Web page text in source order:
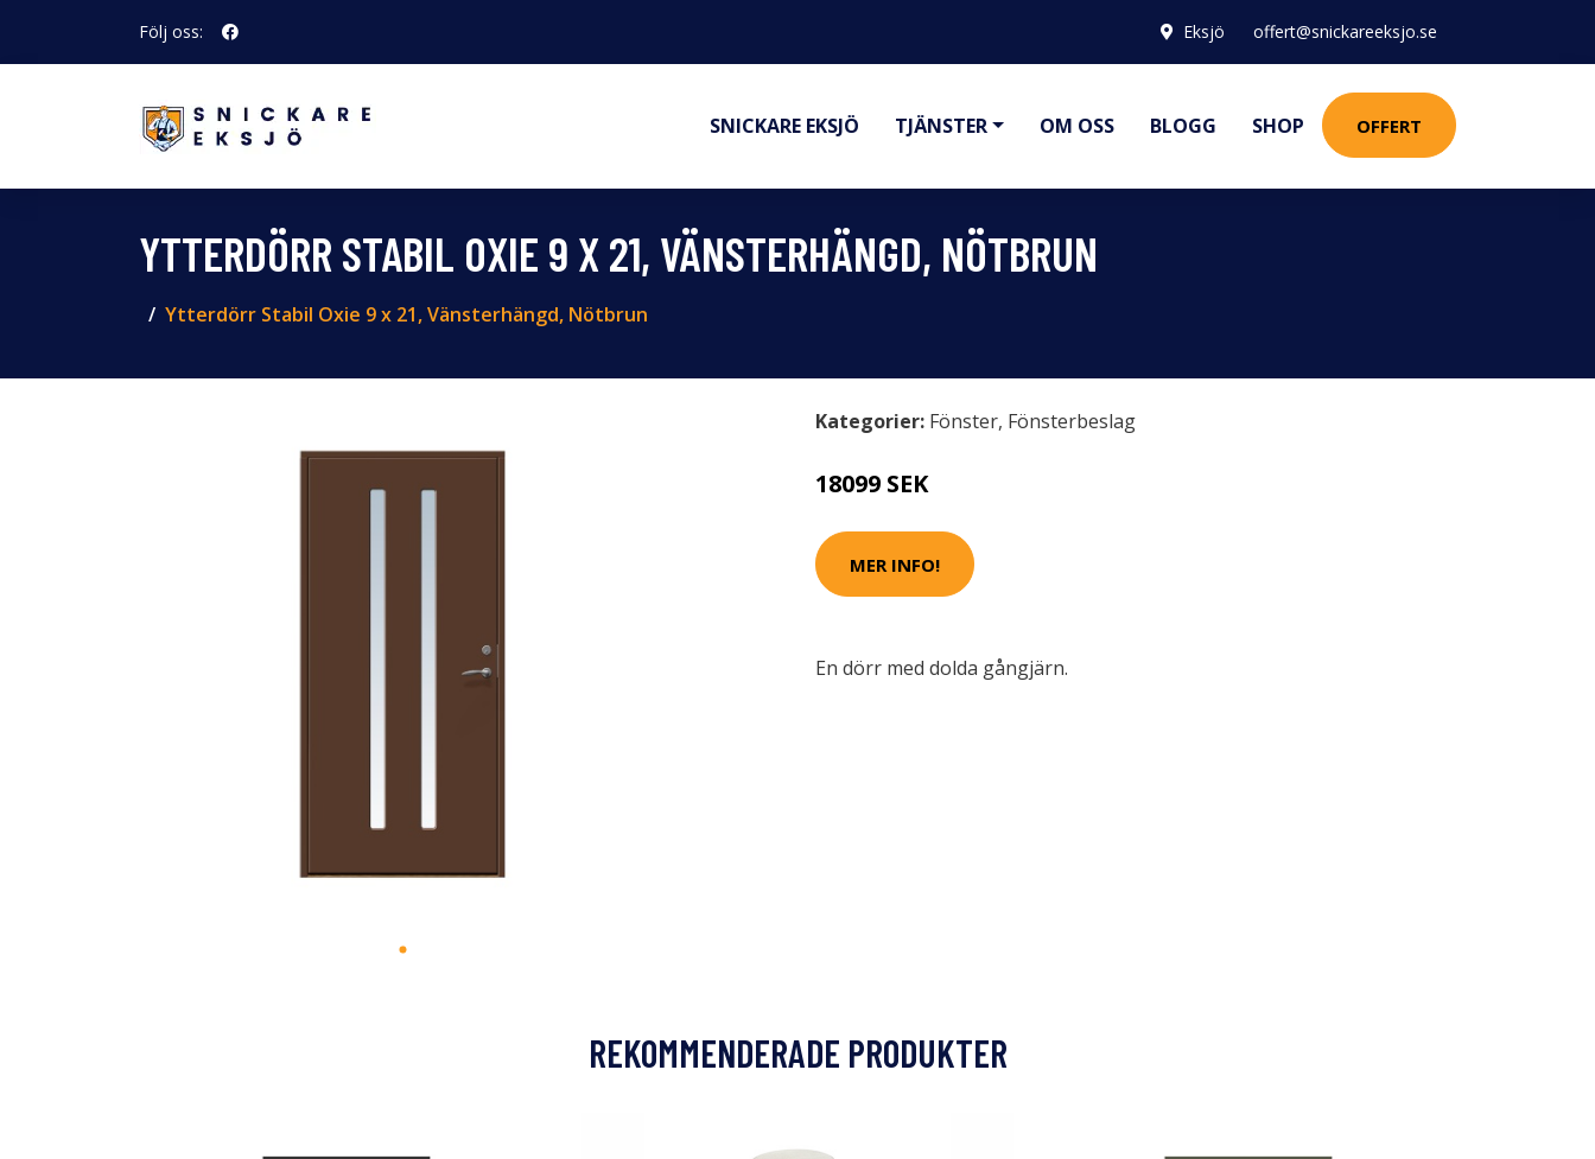
Följ oss: Eksjö offert@snickareeksjo.se
SNICKARE EKSJÖ TJÄNSTER OM OSS BLOGG SHOP OFFERT
YTTERDÖRR STABIL OXIE 9 X 21, VÄNSTERHÄNGD, NÖTBRUN
Ytterdörr Stabil Oxie 9 x 21, Vänsterhängd, Nötbrun
Kategorier: Fönster, Fönsterbeslag
18099 SEK
MER INFO!
En dörr med dolda gångjärn.
REKOMMENDERADE PRODUKTER